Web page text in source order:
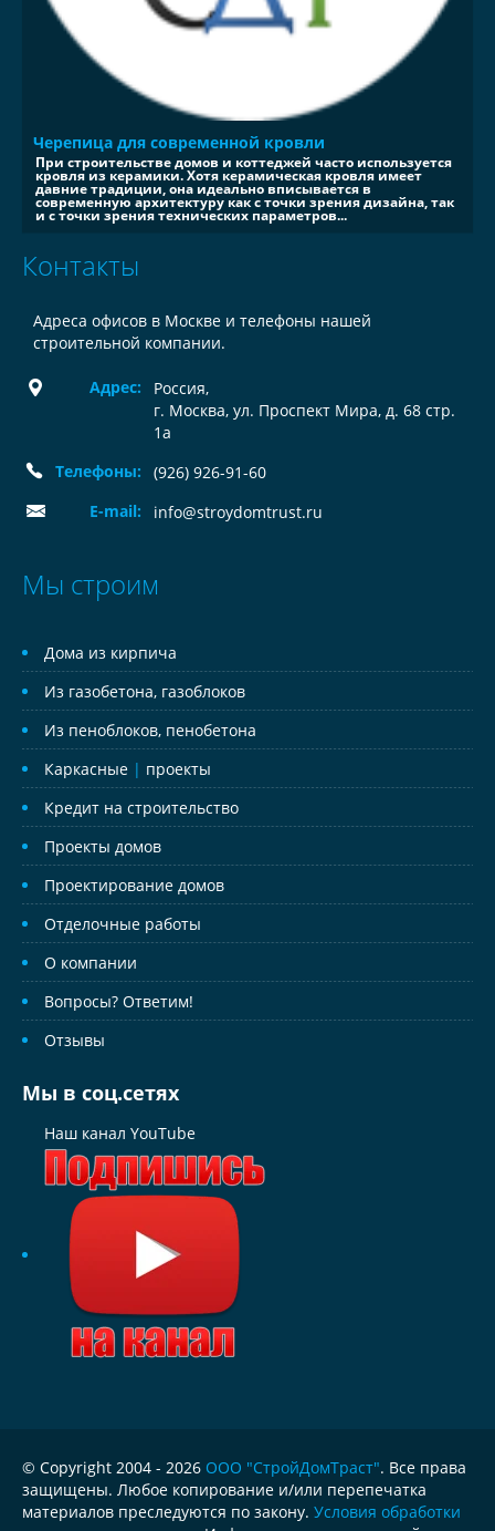
Черепица для современной кровли
При строительстве домов и коттеджей часто используется
кровля из керамики. Хотя керамическая кровля имеет
давние традиции, она идеально вписывается в
современную архитектуру как с точки зрения дизайна, так
и с точки зрения технических параметров...
Контакты
Адреса офисов в Москве и телефоны нашей
строительной компании.
Адрес: Россия,
г. Москва, ул. Проспект Мира, д. 68 стр.
1а
Телефоны:
(926) 926-91-60
E-mail:
info@stroydomtrust.ru
Мы строим
Дома из кирпича
Из газобетона, газоблоков
Из пеноблоков, пенобетона
Каркасные | проекты
Кредит на строительство
Проекты домов
Проектирование домов
Отделочные работы
О компании
Вопросы? Ответим!
Отзывы
Мы в соц.сетях
Наш канал YouTube
© Copyright 2004 - 2026 ООО "СтройДомТраст". Все права
защищены. Любое копирование и/или перепечатка
материалов преследуются по закону. Условия обработки